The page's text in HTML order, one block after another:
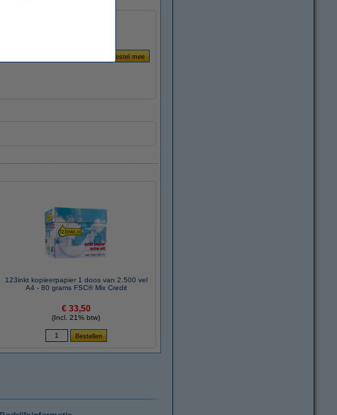
123inkt kopieerpapier 1 doos van 2.500 vel
A4 - 80 grams FSC® Mix Credit
€ 33,50
(Incl. 21% btw)